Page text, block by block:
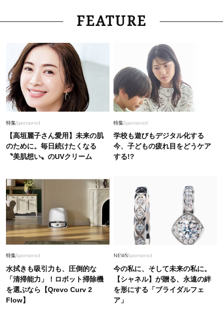
FEATURE
特集Sponsored
【高垣麗子さん愛用】未来の肌
のために。毎日続けたくなる
〝美肌想い〟のUVクリーム
特集Sponsored
学校も遊びもデジタル化する
今、子どもの疲れ目をどうケア
する!?
特集Sponsored
水拭きも吸引力も、圧倒的な
「清掃能力」！ロボット掃除機
を選ぶなら【Qrevo Curv 2
Flow】
NEWSSponsored
今の私に、そして未来の私に。
【シャネル】が贈る、永遠の絆
を形にする「ブライダルフェ
ア」